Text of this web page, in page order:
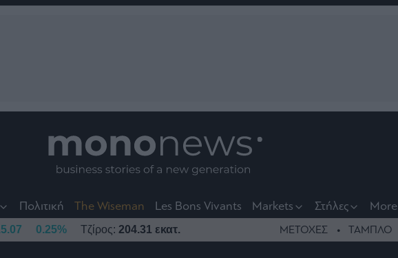
Πολιτική The Wiseman Les Bons Vivants Markets Στήλες More
0.25% Τζίρος: 204.31 εκατ. ΜΕΤΟΧΕΣ ΤΑΜΠΛΟ